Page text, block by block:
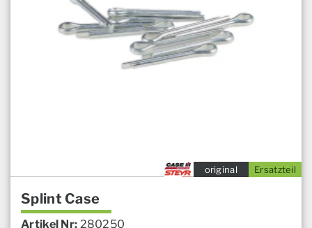
Ersatzteil
original
Splint Case
Artikel Nr: 280250